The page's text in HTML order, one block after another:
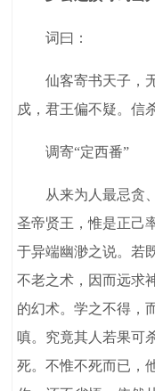
词曰：
仙客寄书天子，无
戍，君王偏不疑。信
调寄“定西番”
从来为人最忌贪、
圣帝贤王，惟是正己
于异端幽渺之说。若
不老之术，因而远求
的幻术。学之不得，
嗔。究竟其人若果可
死。不惟不死而已，